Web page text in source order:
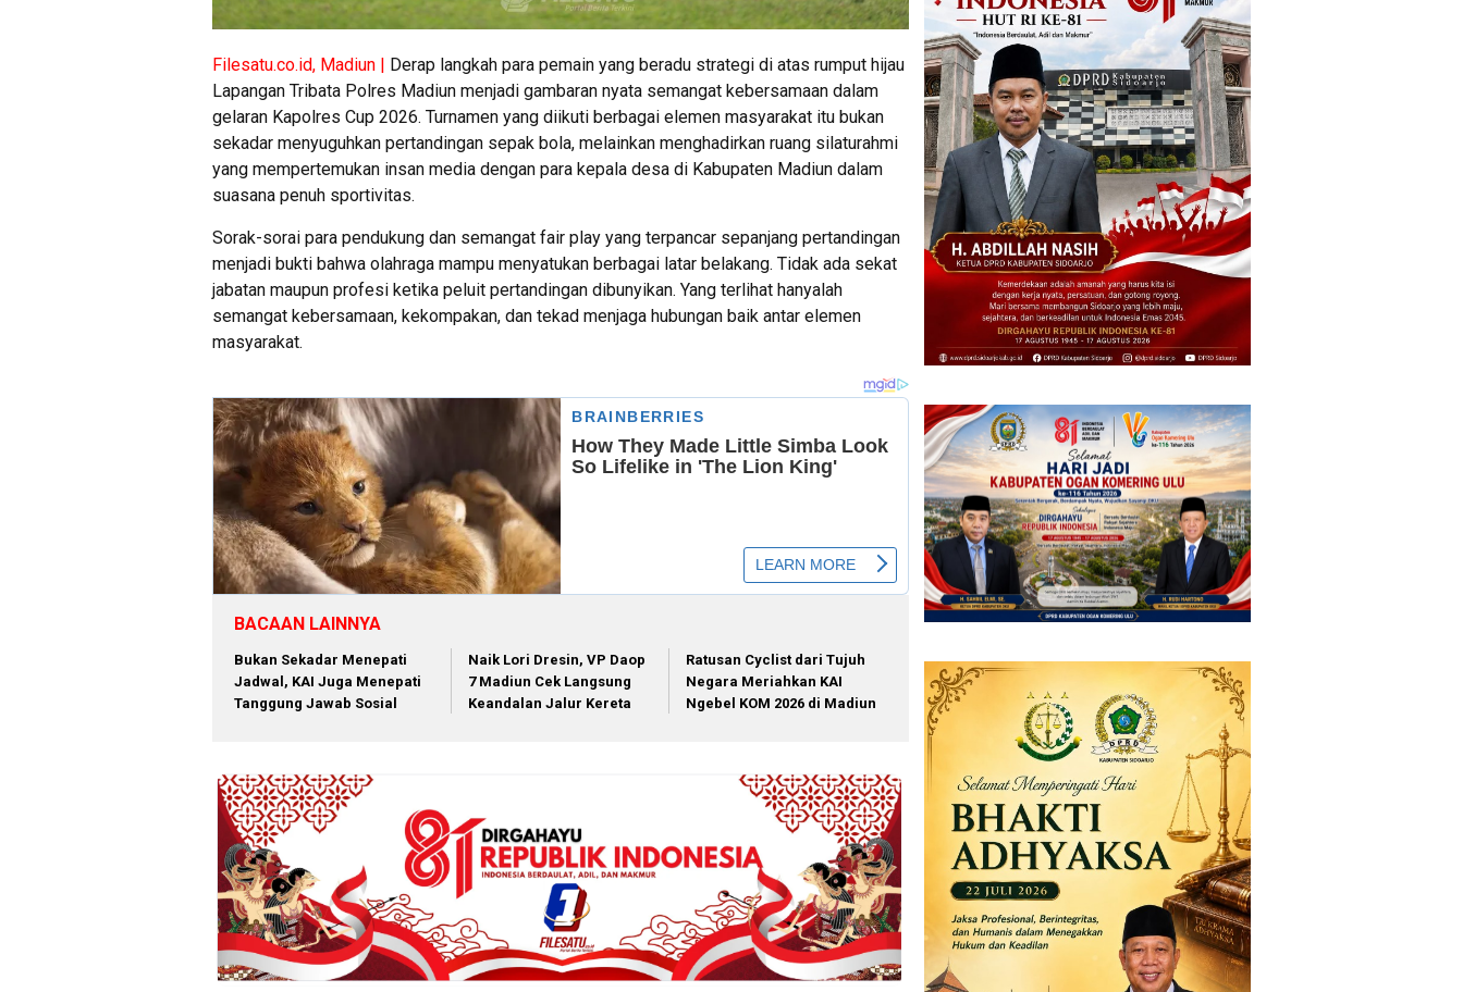
Filesatu.co.id, Madiun | Derap langkah para pemain yang beradu strategi di atas rumput hijau
Lapangan Tribata Polres Madiun menjadi gambaran nyata semangat kebersamaan dalam
gelaran Kapolres Cup 2026. Turnamen yang diikuti berbagai elemen masyarakat itu bukan
sekadar menyuguhkan pertandingan sepak bola, melainkan menghadirkan ruang silaturahmi
yang mempertemukan insan media dengan para kepala desa di Kabupaten Madiun dalam
suasana penuh sportivitas.
Sorak-sorai para pendukung dan semangat fair play yang terpancar sepanjang pertandingan
menjadi bukti bahwa olahraga mampu menyatukan berbagai latar belakang. Tidak ada sekat
jabatan maupun profesi ketika peluit pertandingan dibunyikan. Yang terlihat hanyalah
semangat kebersamaan, kekompakan, dan tekad menjaga hubungan baik antar elemen
masyarakat.
BACAAN LAINNYA
Bukan Sekadar Menepati
Jadwal, KAI Juga Menepati
Tanggung Jawab Sosial
Naik Lori Dresin, VP Daop
7 Madiun Cek Langsung
Keandalan Jalur Kereta
Ratusan Cyclist dari Tujuh
Negara Meriahkan KAI
Ngebel KOM 2026 di Madiun